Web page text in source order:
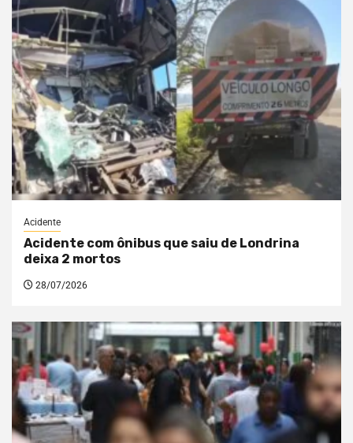
Acidente
Acidente com ônibus que saiu de Londrina
deixa 2 mortos
28/07/2026